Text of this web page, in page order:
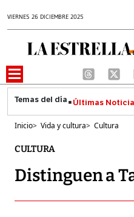
VIERNES 26 DICIEMBRE 2025
Últimas
Inicio> Vida y cultura> Cultura
CULTURA
Distinguen a